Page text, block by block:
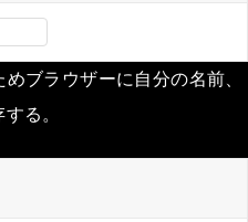
ブラウザーに自分の名前、
る。